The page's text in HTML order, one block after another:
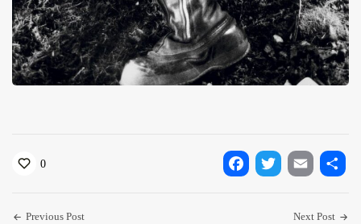
0
Previous Post
Next Post